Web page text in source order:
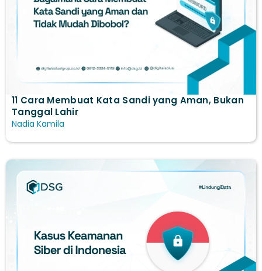
11 Cara Membuat Kata Sandi yang Aman, Bukan
Tanggal Lahir
Nadia Kamila